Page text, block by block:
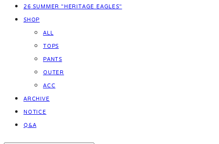
26 SUMMER "HERITAGE EAGLES"
SHOP
ALL
TOPS
PANTS
OUTER
ACC
ARCHIVE
NOTICE
Q&A